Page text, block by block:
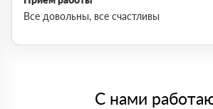
Все довольны, все счастливы
С нами